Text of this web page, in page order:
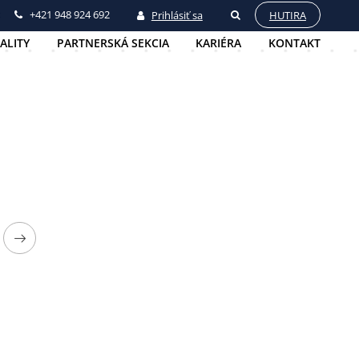
+421 948 924 692 Prihlásiť sa HUTIRA
PARTNERSKÁ SEKCIA KARIÉRA KONTAKT